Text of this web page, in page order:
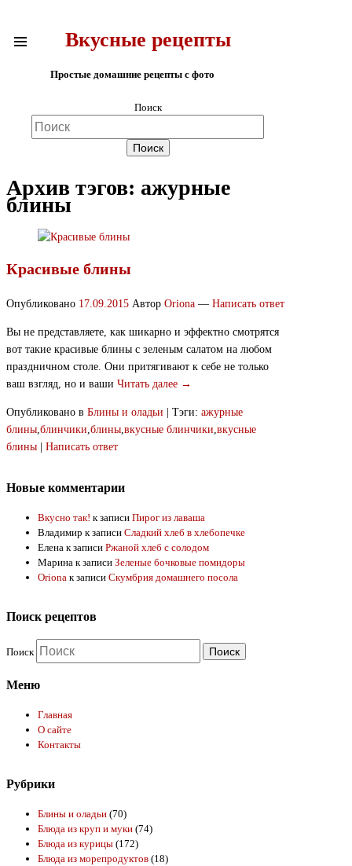
Вкусные рецепты
Простые домашние рецепты с фото
Поиск
Архив тэгов: ажурные
блины
Красивые блины
Опубликовано 17.09.2015 Автор Oriona — Написать ответ
Вы не представляете, как шикарно и эффектно смотрятся
вот такие красивые блины с зеленым салатом на любом
праздничном столе. Они притягивают к себе не только
ваш взгляд, но и ваши Читать далее →
Опубликовано в Блины и оладьи Тэги: ажурные
блины,блинчики,блины,вкусные блинчики,вкусные
блины
Написать ответ
Новые комментарии
Вкусно так! к записи Пирог из лаваша
Владимир к записи Сладкий хлеб в хлебопечке
Елена к записи Ржаной хлеб с солодом
Марина к записи Зеленые бочковые помидоры
Oriona к записи Скумбрия домашнего посола
Поиск рецептов
Поиск
Меню
Главная
О сайте
Контакты
Рубрики
Блины и оладьи (70)
Блюда из круп и муки (74)
Блюда из курицы (172)
Блюда из морепродуктов (18)